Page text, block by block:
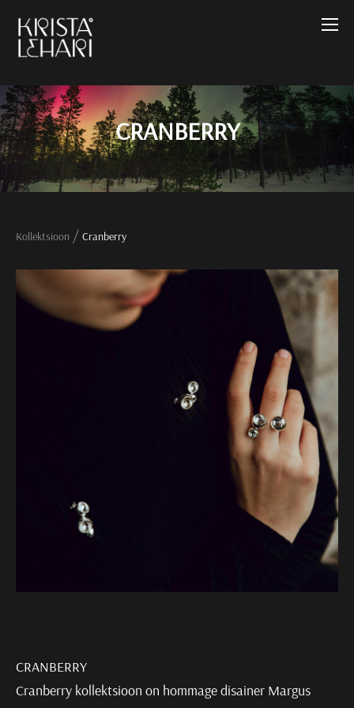
CRANBERRY
Kollektsioon / Cranberry
CRANBERRY
Cranberry kollektsioon on hommage disainer Margus